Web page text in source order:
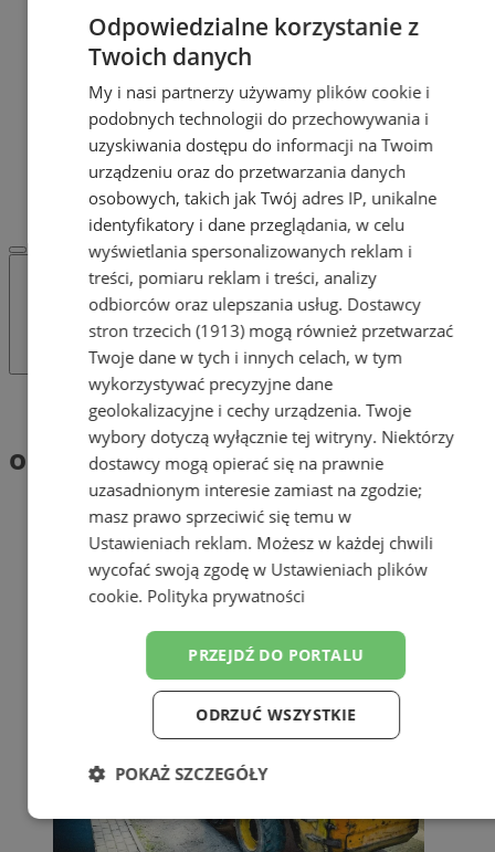
OGŁOSZENIA
OGŁOSZENIA
Dodaj ogłoszenie
POLECAMY
Protocol IT
Pracuj.pl - praca w Zabrzu
Praca Zabrze
REKLAMA
WSPÓŁPRACA
Tag: operator ładowarki
operator ładowarki (1)
Odpowiedzialne korzystanie z
Twoich danych
My i nasi partnerzy używamy plików cookie i
podobnych technologii do przechowywania i
uzyskiwania dostępu do informacji na Twoim
urządzeniu oraz do przetwarzania danych
osobowych, takich jak Twój adres IP, unikalne
identyfikatory i dane przeglądania, w celu
wyświetlania spersonalizowanych reklam i
treści, pomiaru reklam i treści, analizy
odbiorców oraz ulepszania usług. Dostawcy
stron trzecich (1913)mogą również przetwarzać
Twoje dane w tych i innych celach, w tym
wykorzystywać precyzyjne dane
geolokalizacyjne i cechy urządzenia. Twoje
wybory dotyczą wyłącznie tej witryny. Niektórzy
dostawcy mogą opierać się na prawnie
uzasadnionym interesie zamiast na zgodzie;
masz prawo sprzeciwić się temu w
Ustawieniach reklam. Możesz w każdej chwili
wycofać swoją zgodę w Ustawieniach plików
cookie. Polityka prywatności
PRZEJDŹ DO PORTALU
ODRZUĆ WSZYSTKIE
POKAŻ SZCZEGÓŁY
Niezbędne Wydajność Targetowanie